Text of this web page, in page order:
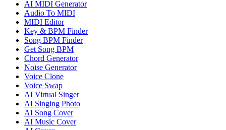
AI MIDI Generator
Audio To MIDI
MIDI Editor
Key & BPM Finder
Song BPM Finder
Get Song BPM
Chord Generator
Noise Generator
Voice Clone
Voice Swap
AI Virtual Singer
AI Singing Photo
AI Song Cover
AI Music Cover